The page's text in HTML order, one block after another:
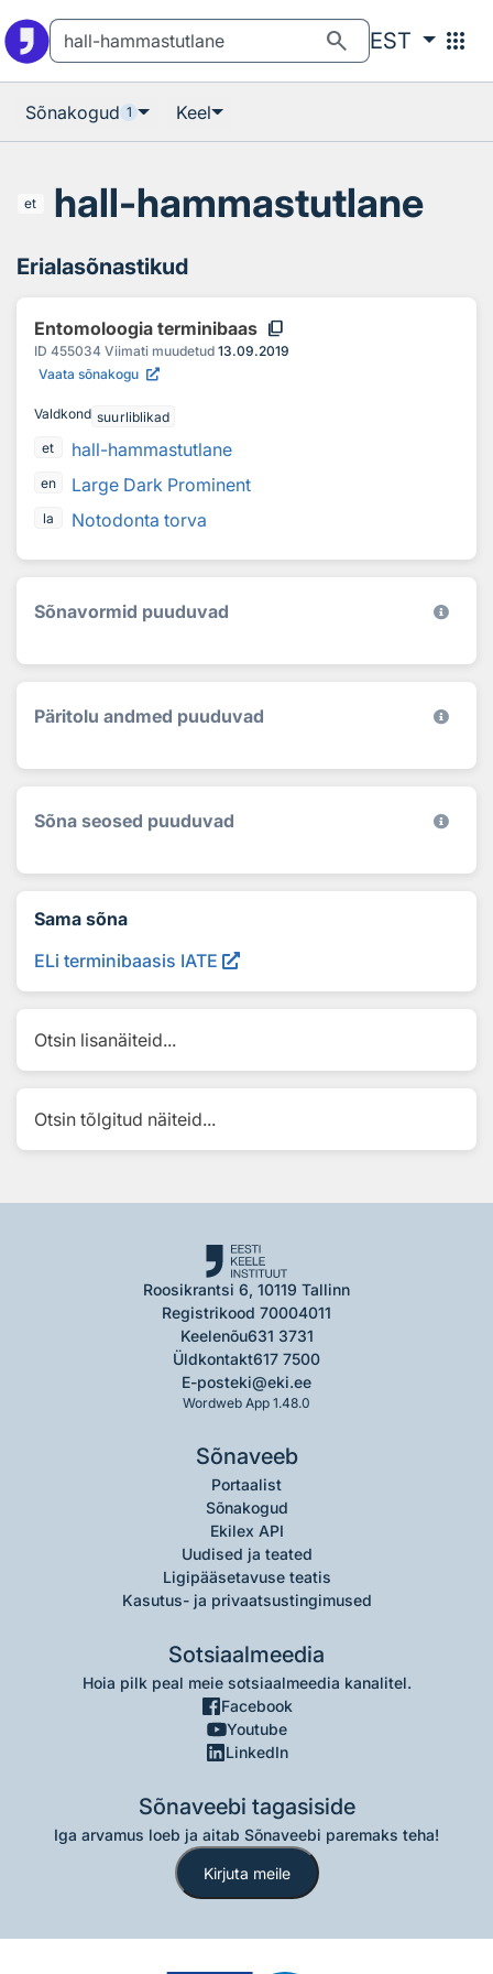
search EST apps
Sõnakogud 1 Keel
et hall-hammastutlane
Erialasõnastikud
Entomoloogia terminibaas content_copy
ID 455034 Viimati muudetud 13.09.2019
Vaata sõnakogu
Valdkond suurliblikad
et
hall-hammastutlane
en Large Dark Prominent
la Notodonta torva
Sõnavormid puuduvad
Päritolu andmed puuduvad
Sõna seosed puuduvad
Sama sõna
ELi terminibaasis IATE
Otsin lisanäiteid...
Otsin tõlgitud näiteid...
Roosikrantsi 6, 10119 Tallinn
Registrikood 70004011
Keelenõu631 3731
Üldkontakt617 7500
E-posteki@eki.ee
Wordweb App 1.48.0
Sõnaveeb
Portaalist
Sõnakogud
Ekilex API
Uudised ja teated
Ligipääsetavuse teatis
Kasutus- ja privaatsustingimused
Sotsiaalmeedia
Hoia pilk peal meie sotsiaalmeedia kanalitel.
Facebook
Youtube
LinkedIn
Sõnaveebi tagasiside
Iga arvamus loeb ja aitab Sõnaveebi paremaks teha!
Kirjuta meile